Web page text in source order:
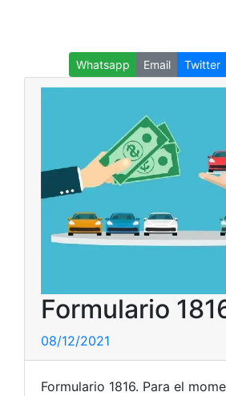
Whatsapp Email Twitter
Formulario
08/12/2021
Formulario 1816. Para el